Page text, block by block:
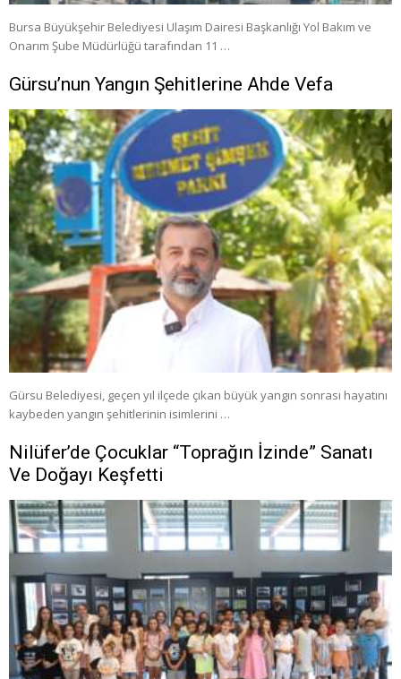
Bursa Büyükşehir Belediyesi Ulaşım Dairesi Başkanlığı Yol Bakım ve
Onarım Şube Müdürlüğü tarafından 11 …
Gürsu’nun Yangın Şehitlerine Ahde Vefa
Gürsu Belediyesi, geçen yıl ilçede çıkan büyük yangın sonrası hayatını
kaybeden yangın şehitlerinin isimlerini …
Nilüfer’de Çocuklar “Toprağın İzinde” Sanatı
Ve Doğayı Keşfetti